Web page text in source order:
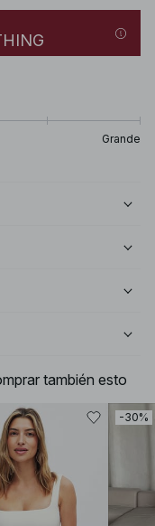
Grande
también esto
-30%